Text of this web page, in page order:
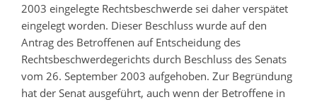
2003 eingelegte Rechtsbeschwerde sei daher verspätet
eingelegt worden. Dieser Beschluss wurde auf den
Antrag des Betroffenen auf Entscheidung des
Rechtsbeschwerdegerichts durch Beschluss des Senats
vom 26. September 2003 aufgehoben. Zur Begründung
hat der Senat ausgeführt, auch wenn der Betroffene in